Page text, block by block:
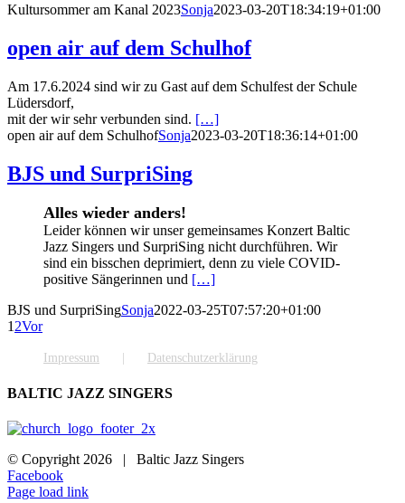
Kultursommer am Kanal 2023Sonja2023-03-20T18:34:19+01:00
open air auf dem Schulhof
Am 17.6.2024 sind wir zu Gast auf dem Schulfest der Schule
Lüdersdorf,
mit der wir sehr verbunden sind. […]
open air auf dem SchulhofSonja2023-03-20T18:36:14+01:00
BJS und SurpriSing
Alles wieder anders!
Leider können wir unser gemeinsames Konzert Baltic
Jazz Singers und SurpriSing nicht durchführen. Wir
sind ein bisschen deprimiert, denn zu viele COVID-
positive Sängerinnen und […]
BJS und SurpriSingSonja2022-03-25T07:57:20+01:00
12Vor
Impressum Datenschutzerklärung
BALTIC JAZZ SINGERS
© Copyright 2026 | Baltic Jazz Singers
Facebook
Page load link